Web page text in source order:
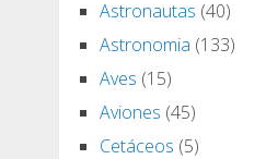
Astronautas (40)
Astronomia (133)
Aves (15)
Aviones (45)
Cetáceos (5)